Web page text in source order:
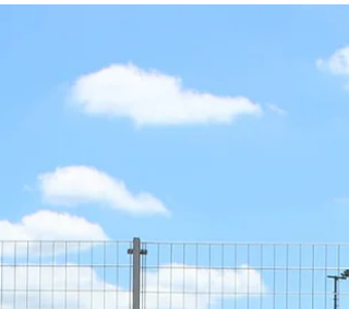
Kinder und Jugendliche. Die Teilnehmer
mit professionellen Trainingseinheiten,
Technik- und Teamtraining, Sportstationen
sowie einem abschließenden
der Besuch von Weltmeister und Ex-
Nationalspieler Dominik